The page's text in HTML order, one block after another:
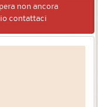
non ancora
contattaci